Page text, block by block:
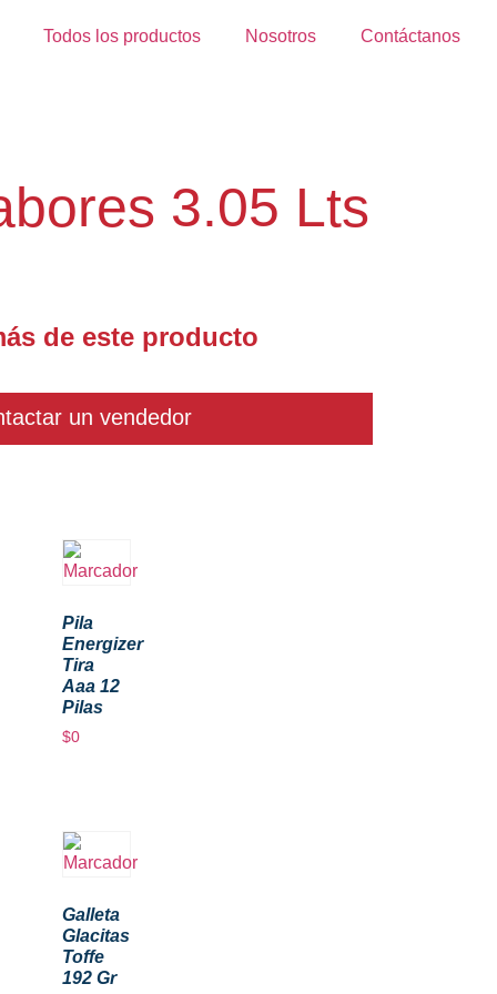
Todos los productos Nosotros Contáctanos
3.05 Lts
de este producto
un vendedor
Pila
Energizer
Tira
Aaa 12
Pilas
$0
Galleta
Glacitas
Toffe
192 Gr